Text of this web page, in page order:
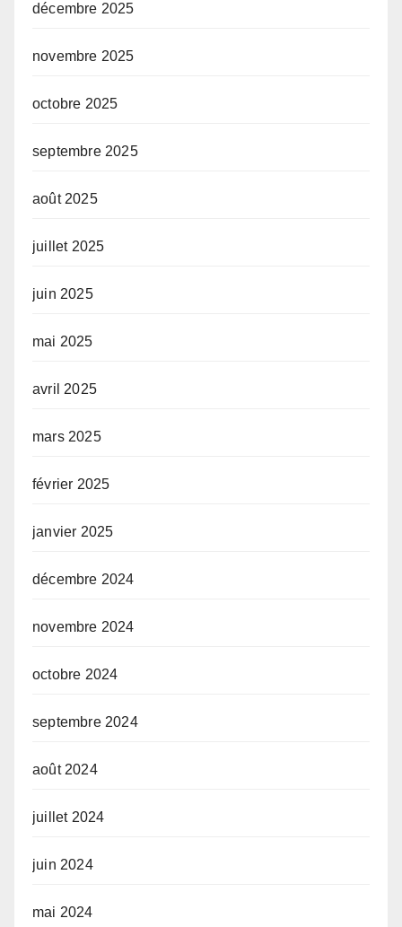
décembre 2025
novembre 2025
octobre 2025
septembre 2025
août 2025
juillet 2025
juin 2025
mai 2025
avril 2025
mars 2025
février 2025
janvier 2025
décembre 2024
novembre 2024
octobre 2024
septembre 2024
août 2024
juillet 2024
juin 2024
mai 2024